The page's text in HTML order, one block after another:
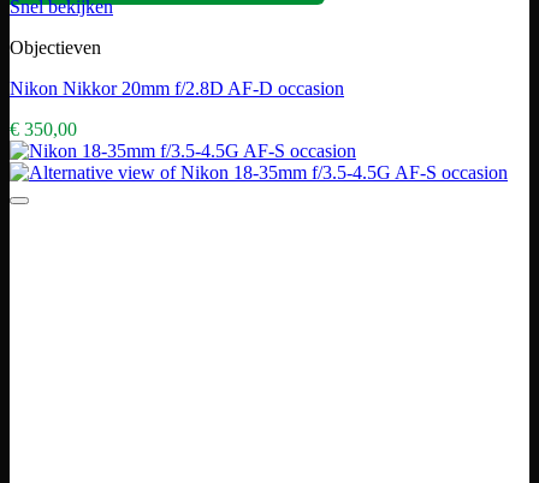
Snel bekijken
Objectieven
Nikon Nikkor 20mm f/2.8D AF-D occasion
€ 350,00